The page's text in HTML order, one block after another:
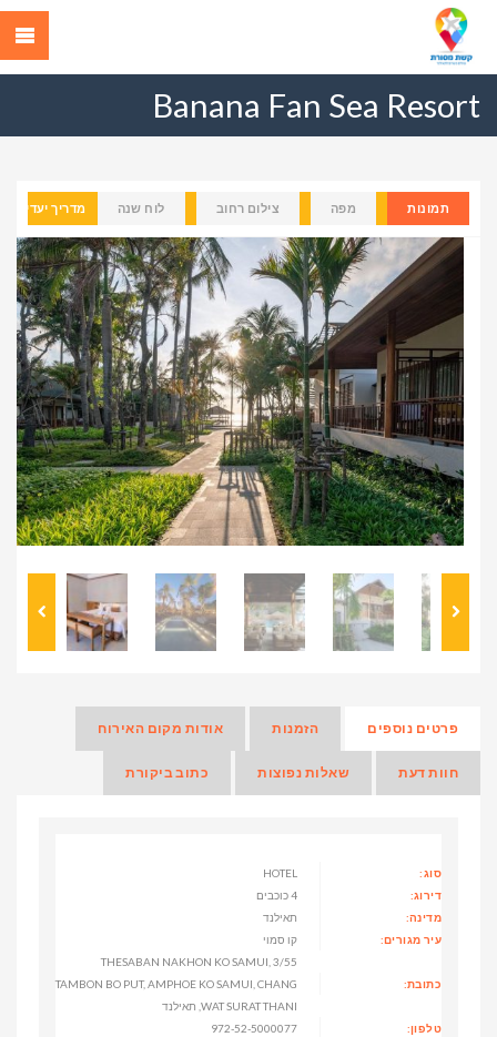
Banana Fan Sea Resort
תמונות מפה צילום רחוב לוח שנה מדריך יעדים
Previous Next
פרטים נוספים הזמנות אודות מקום האירוח
חוות דעת שאלות נפוצות כתוב ביקורת
סוג:
HOTEL
דירוג:
4 כוכבים
מדינה:
תאילנד
עיר מגורים:
קו סמוי
כתובת:
3/55 THESABAN NAKHON KO SAMUI,
TAMBON BO PUT, AMPHOE KO SAMUI, CHANG
WAT SURAT THANI, תאילנד
טלפון:
972-52-5000077